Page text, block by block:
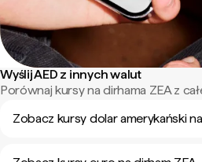
Wyślij AED z innych walut
Porównaj kursy na dirhama ZEA z
Zobacz kursy dolar amerykański